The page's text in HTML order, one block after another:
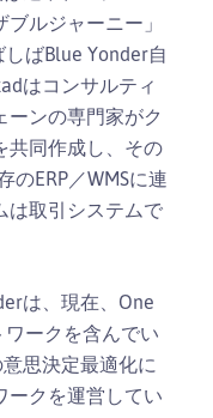
ルジャーニー」
しばBlue Yonder自
はコンサルティ
ーンの専門家がク
共同作成し、その
のERP／WMSに連
は取引システムで
は、現在、One
ークを含んでい
思決定最適化に
ークを運営してい